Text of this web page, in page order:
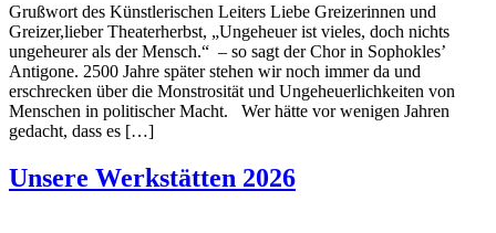
Grußwort des Künstlerischen Leiters Liebe Greizerinnen und
Greizer,lieber Theaterherbst, „Ungeheuer ist vieles, doch nichts
ungeheurer als der Mensch.“ – so sagt der Chor in Sophokles’
Antigone. 2500 Jahre später stehen wir noch immer da und
erschrecken über die Monstrosität und Ungeheuerlichkeiten von
Menschen in politischer Macht. Wer hätte vor wenigen Jahren
gedacht, dass es […]
Unsere Werkstätten 2026